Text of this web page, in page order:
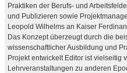
Praktiken der Berufs- und
und Publizieren sowie
Leopold Wilhelms an Kaiser
Das Konzept überzeugt durch die
wissenschaftlicher Ausbildung und
Projekt entwickelt Editor ist vielseitig
Lehrveranstaltungen zu anderen